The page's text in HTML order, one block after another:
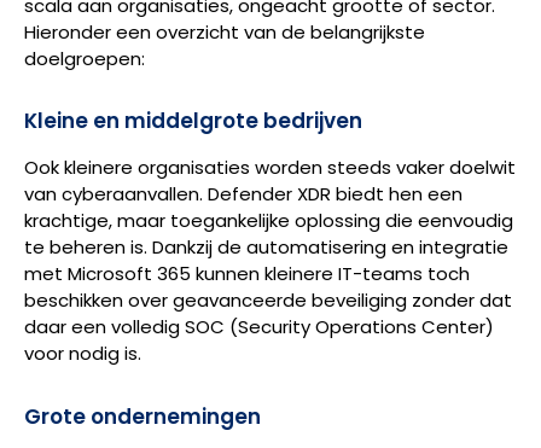
scala aan organisaties, ongeacht grootte of sector.
Hieronder een overzicht van de belangrijkste
doelgroepen:
Kleine en middelgrote bedrijven
Ook kleinere organisaties worden steeds vaker doelwit
van cyberaanvallen. Defender XDR biedt hen een
krachtige, maar toegankelijke oplossing die eenvoudig
te beheren is. Dankzij de automatisering en integratie
met Microsoft 365 kunnen kleinere IT-teams toch
beschikken over geavanceerde beveiliging zonder dat
daar een volledig SOC (Security Operations Center)
voor nodig is.
Grote ondernemingen